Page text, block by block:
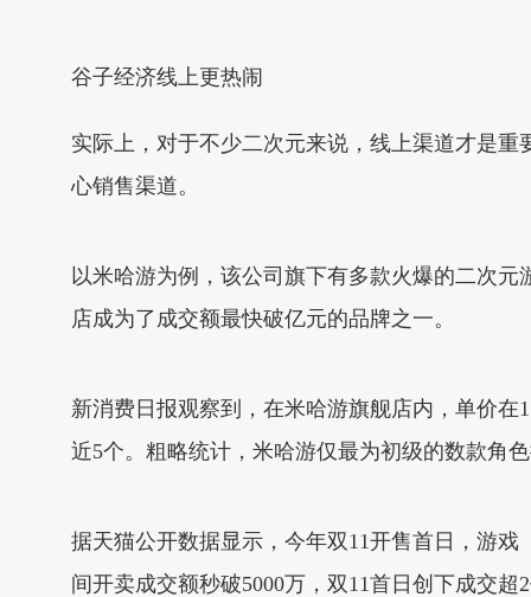
谷子经济线上更热闹
实际上，对于不少二次元来说，线上渠道才是
心销售渠道。
以米哈游为例，该公司旗下有多款火爆的二次
店成为了成交额最快破亿元的品牌之一。
新消费日报观察到，在米哈游旗舰店内，单价在
近5个。粗略统计，米哈游仅最为初级的数款角
据天猫公开数据显示，今年双11开售首日，游
间开卖成交额秒破5000万，双11首日创下成交超